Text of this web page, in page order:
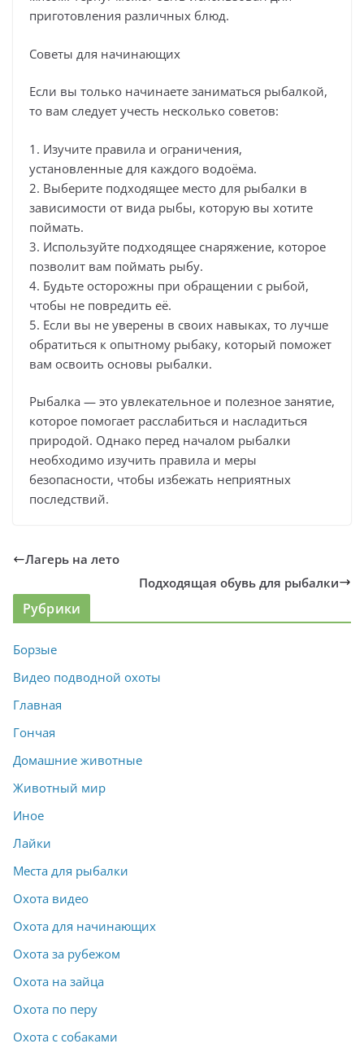
приготовления различных блюд.
Советы для начинающих
Если вы только начинаете заниматься рыбалкой,
то вам следует учесть несколько советов:
1. Изучите правила и ограничения,
установленные для каждого водоёма.
2. Выберите подходящее место для рыбалки в
зависимости от вида рыбы, которую вы хотите
поймать.
3. Используйте подходящее снаряжение, которое
позволит вам поймать рыбу.
4. Будьте осторожны при обращении с рыбой,
чтобы не повредить её.
5. Если вы не уверены в своих навыках, то лучше
обратиться к опытному рыбаку, который поможет
вам освоить основы рыбалки.
Рыбалка — это увлекательное и полезное занятие,
которое помогает расслабиться и насладиться
природой. Однако перед началом рыбалки
необходимо изучить правила и меры
безопасности, чтобы избежать неприятных
последствий.
Лагерь на лето
Подходящая обувь для рыбалки
Рубрики
Борзые
Видео подводной охоты
Главная
Гончая
Домашние животные
Животный мир
Иное
Лайки
Места для рыбалки
Охота видео
Охота для начинающих
Охота за рубежом
Охота на зайца
Охота по перу
Охота с собаками